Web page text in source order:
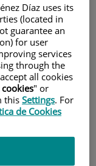
TRIALS
CIEGO,
Díaz uses its
(located in
guarantee an
for user
services
through the
all cookies
" or
this Settings. For
de Cookies